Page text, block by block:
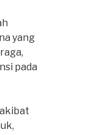
yang
pada